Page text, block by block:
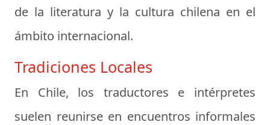
de la literatura y la cultura chilena en el
ámbito internacional.
Tradiciones Locales
En Chile, los traductores e intérpretes
suelen reunirse en encuentros informales